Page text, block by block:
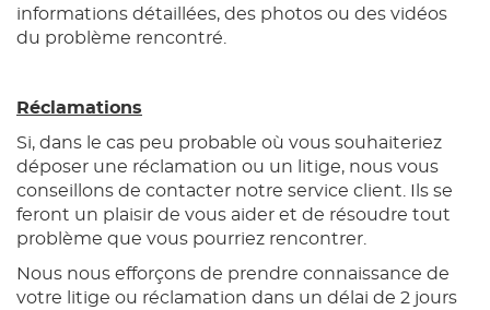
informations détaillées, des photos ou des vidéos
du problème rencontré.
Réclamations
Si, dans le cas peu probable où vous souhaiteriez
déposer une réclamation ou un litige, nous vous
conseillons de contacter notre service client. Ils se
feront un plaisir de vous aider et de résoudre tout
problème que vous pourriez rencontrer.
Nous nous efforçons de prendre connaissance de
votre litige ou réclamation dans un délai de 2 jours